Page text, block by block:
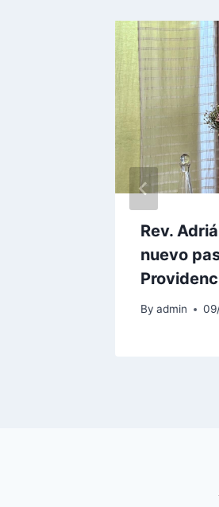
Rev.
nuevo
By admin